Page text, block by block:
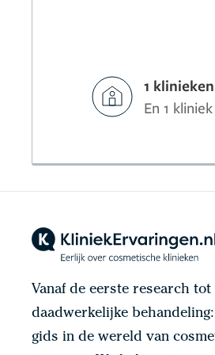
1 klinieken
En 1
Vanaf de eerste research tot
daadwerkelijke
gids in de wereld van